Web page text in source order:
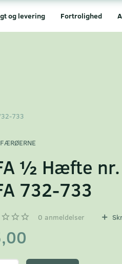
Fortrolighed
og levering
733
FÆRØERNE
½ Hæfte
732-733
0 anmeldelser